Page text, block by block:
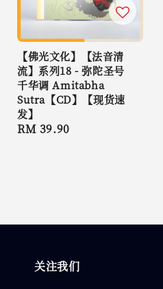
【佛光文化】【法音清
流】系列18 - 弥陀圣号
千华调 Amitabha
Sutra【CD】【现货速
发】
Regular
RM 39.90
关注我们